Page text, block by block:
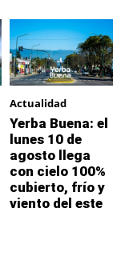
Actualidad
Yerba Buena: el
lunes 10 de
agosto llega
con cielo 100%
cubierto, frío y
viento del este